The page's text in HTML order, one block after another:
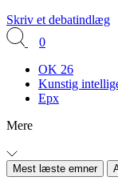
Skriv et debatindlæg
0
OK 26
Kunstig
Epx
Mere
Mest læste emner